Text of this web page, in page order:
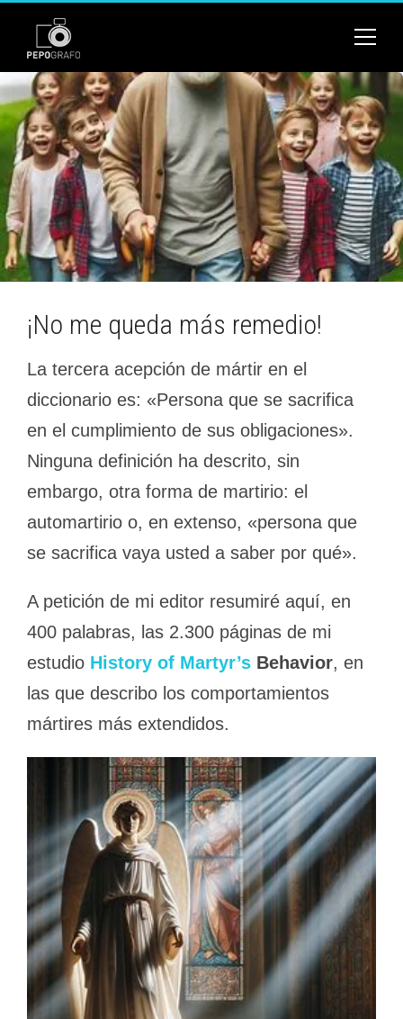
¡No me queda más remedio!
La tercera acepción de mártir en el
diccionario es: «Persona que se sacrifica
en el cumplimiento de sus obligaciones».
Ninguna definición ha descrito, sin
embargo, otra forma de martirio: el
automartirio o, en extenso, «persona que
se sacrifica vaya usted a saber por qué».
A petición de mi editor resumiré aquí, en
400 palabras, las 2.300 páginas de mi
estudio History of Martyr’s Behavior, en
las que describo los comportamientos
mártires más extendidos.